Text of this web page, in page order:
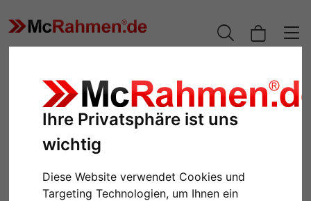
Ihre Privatsphäre ist uns
wichtig
Diese Website verwendet Cookies und
Targeting Technologien, um Ihnen ein